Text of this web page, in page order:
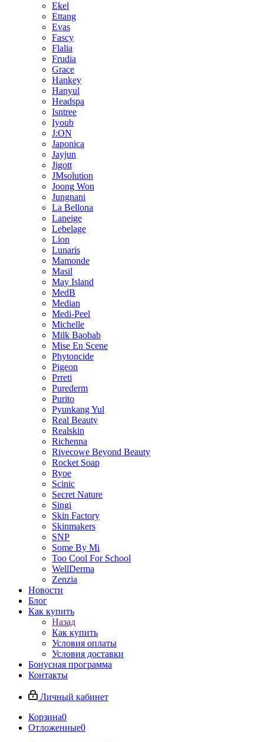
Ekel
Ettang
Evas
Fascy
Flalia
Frudia
Grace
Hankey
Hanyul
Headspa
Isntree
Iyoub
J:ON
Japonica
Jayjun
Jigott
JMsolution
Joong Won
Jungnani
La Bellona
Laneige
Lebelage
Lion
Lunaris
Mamonde
Masil
May Island
MedB
Median
Medi-Peel
Michelle
Milk Baobab
Mise En Scene
Phytoncide
Pigeon
Prreti
Purederm
Purito
Pyunkang Yul
Real Beauty
Realskin
Richenna
Rivecowe Beyond Beauty
Rocket Soap
Ryoe
Scinic
Secret Nature
Singi
Skin Factory
Skinmakers
SNP
Some By Mi
Too Cool For School
WellDerma
Zenzia
Новости
Блог
Как купить
Назад
Как купить
Условия оплаты
Условия доставки
Бонусная программа
Контакты
Личный кабинет
Корзина0
Отложенные0